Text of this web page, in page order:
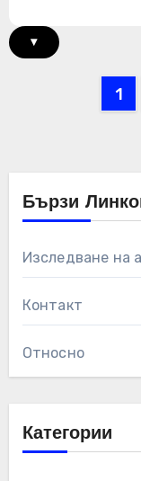
▾
1
Бързи
Изследване на
Контакт
Относно
Категории